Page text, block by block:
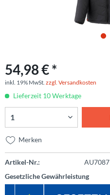
54,98 € *
inkl. 19% MwSt. zzgl. Versandkosten
Lieferzeit 10 Werktage
Merken
Artikel-Nr.:
AU7087
Gesetzliche Gewährleistung